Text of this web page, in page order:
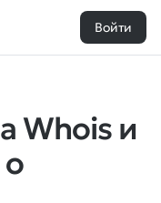
Войти
Whois и